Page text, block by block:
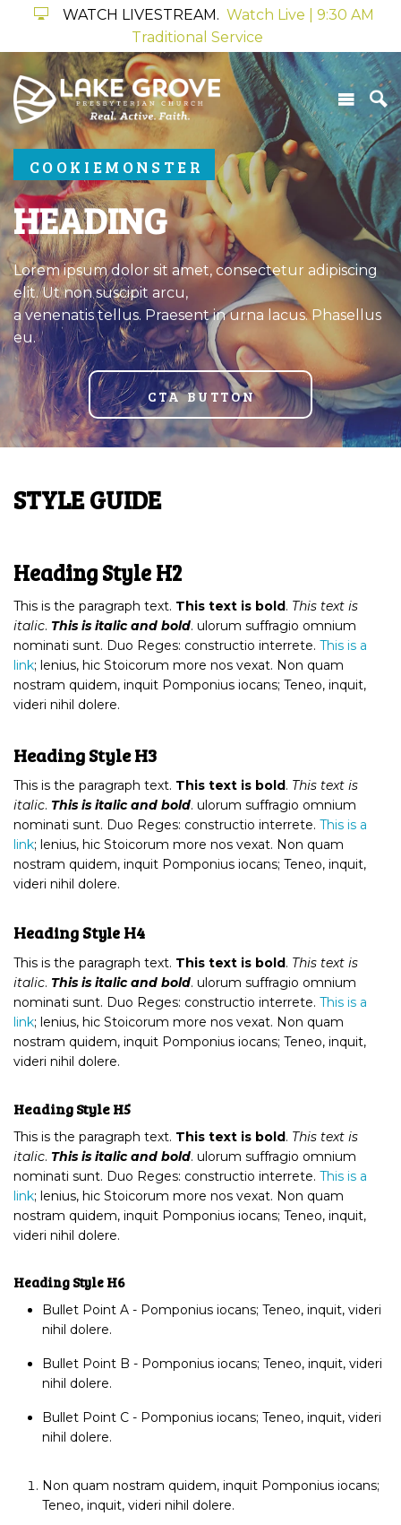
WATCH LIVESTREAM. Watch Live | 9:30 AM
Traditional Service
COOKIEMONSTER
HEADING
Lorem ipsum dolor sit amet, consectetur adipiscing
elit. Ut non suscipit arcu,
a venenatis tellus. Praesent in urna lacus. Phasellus
eu.
CTA BUTTON
STYLE GUIDE
Heading Style H2
This is the paragraph text. This text is bold. This text is
italic. This is italic and bold. ulorum suffragio omnium
nominati sunt. Duo Reges: constructio interrete. This is a
link; lenius, hic Stoicorum more nos vexat. Non quam
nostram quidem, inquit Pomponius iocans; Teneo, inquit,
videri nihil dolere.
Heading Style H3
This is the paragraph text. This text is bold. This text is
italic. This is italic and bold. ulorum suffragio omnium
nominati sunt. Duo Reges: constructio interrete. This is a
link; lenius, hic Stoicorum more nos vexat. Non quam
nostram quidem, inquit Pomponius iocans; Teneo, inquit,
videri nihil dolere.
Heading Style H4
This is the paragraph text. This text is bold. This text is
italic. This is italic and bold. ulorum suffragio omnium
nominati sunt. Duo Reges: constructio interrete. This is a
link; lenius, hic Stoicorum more nos vexat. Non quam
nostram quidem, inquit Pomponius iocans; Teneo, inquit,
videri nihil dolere.
Heading Style H5
This is the paragraph text. This text is bold. This text is
italic. This is italic and bold. ulorum suffragio omnium
nominati sunt. Duo Reges: constructio interrete. This is a
link; lenius, hic Stoicorum more nos vexat. Non quam
nostram quidem, inquit Pomponius iocans; Teneo, inquit,
videri nihil dolere.
Heading Style H6
Bullet Point A - Pomponius iocans; Teneo, inquit, videri
nihil dolere.
Bullet Point B - Pomponius iocans; Teneo, inquit, videri
nihil dolere.
Bullet Point C - Pomponius iocans; Teneo, inquit, videri
nihil dolere.
Non quam nostram quidem, inquit Pomponius iocans;
Teneo, inquit, videri nihil dolere.